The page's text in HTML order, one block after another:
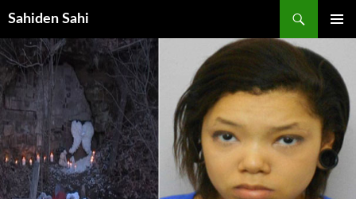
Sahiden Sahi
MENÜ
ATLA